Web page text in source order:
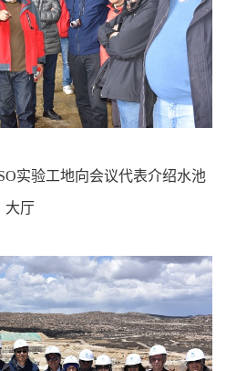
实验工地向会议代表介绍水池
大厅